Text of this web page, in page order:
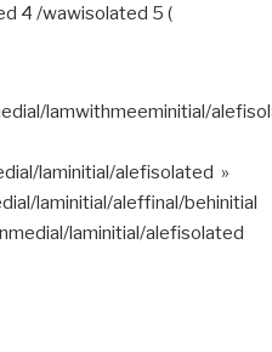
4 /wawisolated 5 (
lamwithmeeminitial/
laminitial/alefisolated »
laminitial/aleffinal/behinitial
laminitial/alefisolated